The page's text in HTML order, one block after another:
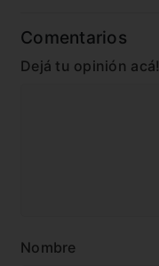
Comentarios
Dejá tu opinión acá!
Nombre